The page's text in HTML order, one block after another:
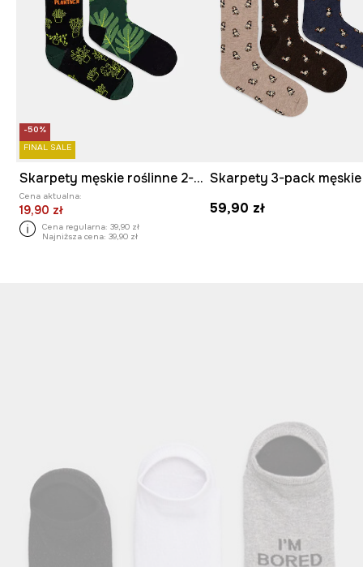
-50%
FINAL SALE
Skarpety męskie roślinne 2-pack
Cena aktualna:
19,90 zł
Cena regularna: 39,90 zł
Najniższa cena: 39,90 zł
59,90 zł